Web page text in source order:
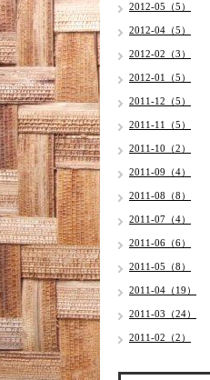
2012-05（5）
2012-04（5）
2012-02（3）
2012-01（5）
2011-12（5）
2011-11（5）
2011-10（2）
2011-09（4）
2011-08（8）
2011-07（4）
2011-06（6）
2011-05（8）
2011-04（19）
2011-03（24）
2011-02（2）